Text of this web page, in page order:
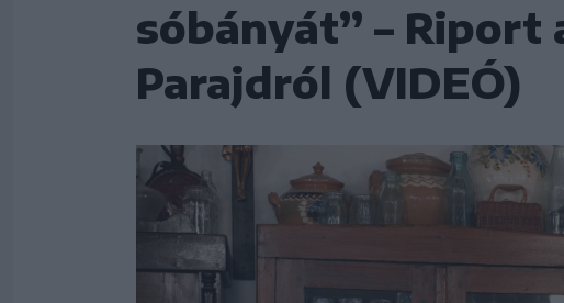
sóbányát” –
Parajdról (VIDEÓ)